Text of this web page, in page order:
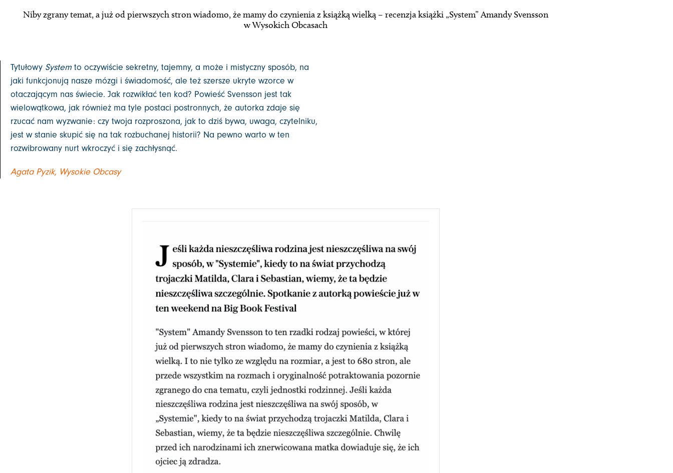
Niby zgrany temat, a już od pierwszych stron wiadomo, że mamy do czynienia z książką wielką – recenzja książki „System” Amandy Svensson
w Wysokich Obcasach
Tytułowy Systemto oczywiście sekretny, tajemny, a może i mistyczny sposób, na
jaki funkcjonują nasze mózgi i świadomość, ale też szersze ukryte wzorce w
otaczającym nas świecie. Jak rozwikłać ten kod? Powieść Svensson jest tak
wielowątkowa, jak również ma tyle postaci postronnych, że autorka zdaje się
rzucać nam wyzwanie: czy twoja rozproszona, jak to dziś bywa, uwaga, czytelniku,
jest w stanie skupić się na tak rozbuchanej historii? Na pewno warto w ten
rozwibrowany nurt wkroczyć i się zachłysnąć.
Agata Pyzik, Wysokie Obcasy